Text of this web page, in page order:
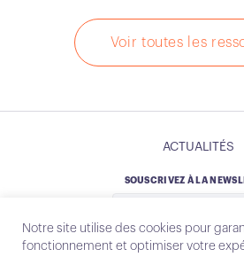
Voir toutes les
ACTUALITÉS
SOUSCRIVEZ À LA
Notre site utilise des cookies pour
fonctionnement et optimiser votre